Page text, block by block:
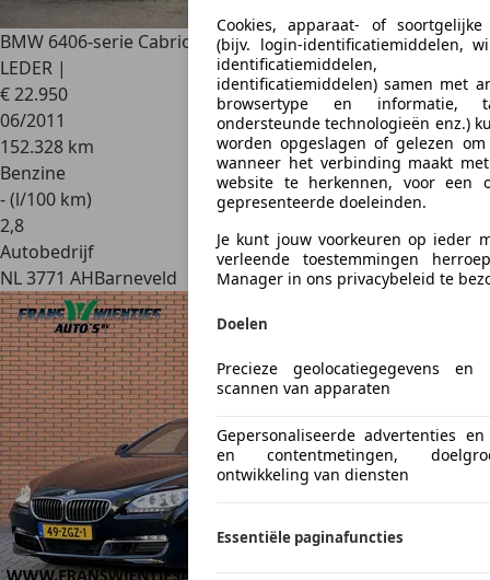
BMW 6406-serie Cabrio 640i High Executive XENON |
LEDER |
€ 22.950
06/2011
152.328 km
Benzine
- (l/100 km)
2,8
Autobedrijf
NL 3771 AHBarneveld
Cookies, apparaat- of soortgelijke
(bijv. login-identificatiemiddelen,
identificatiemiddelen,
identificatiemiddelen) samen met
browsertype en informatie,
ondersteunde technologieën enz.)
worden opgeslagen of gelezen
wanneer het verbinding maakt
website te herkennen, voor een
gepresenteerde doeleinden.
Je kunt jouw voorkeuren op ieder
verleende toestemmingen
Manager in ons privacybeleid te
Doelen
Precieze geolocatiegegevens
scannen van apparaten
Gepersonaliseerde advertenties
en contentmetingen,
ontwikkeling van diensten
Essentiële paginafuncties